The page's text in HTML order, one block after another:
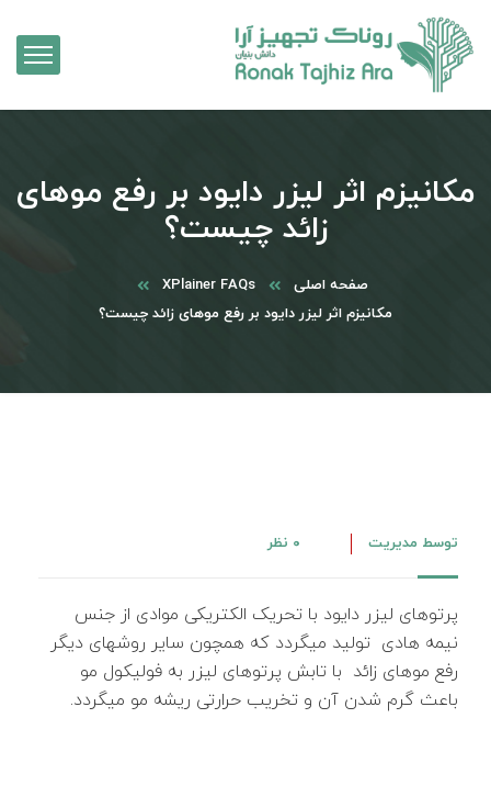
مکانیزم اثر لیزر دایود بر رفع موهای
زائد چیست؟
صفحه اصلی
XPlainer FAQs
مکانیزم اثر لیزر دایود بر رفع موهای زائد چیست؟
توسطمدیریت
پرتوهای لیزر دایود با تحریک الکتریکی موادی از جنس
نیمه هادی تولید میگردد که همچون سایر روشهای دیگر
رفع موهای زائد با تابش پرتوهای لیزر به فولیکول مو
باعث گرم شدن آن و تخریب حرارتی ریشه مو میگردد.